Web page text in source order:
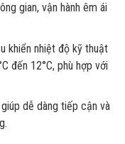
gian, vận hành êm ái
khiển nhiệt độ kỹ thuật
đến 12°C, phù hợp với
dễ dàng tiếp cận và